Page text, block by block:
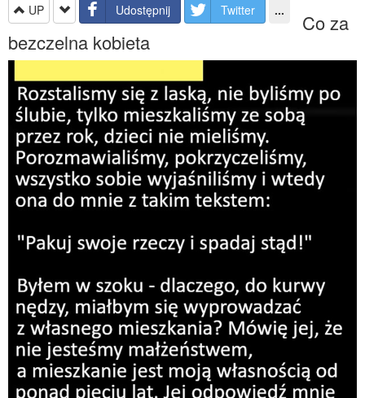
UP Udostępnij Twitter ... Co za
bezczelna kobieta